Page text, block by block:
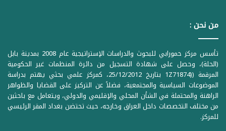
من نحن :
تأسس مركز حمورابي للبحوث والدراسات الإستراتيجية عام 2008 بمدينة بابل
(الحلة)، وحصل على شهادة التسجيل من دائرة المنظمات غير الحكومية
المرقمة ((1Z71874 بتاريخ 25/12/2012، كمركز علمي بحثي يهتم بدراسة
الموضوعات السياسية والمجتمعية، فضلاً عن التركيز على القضايا والظواهر
الراهنة والمحتملة في الشأن المحلي والإقليمي والدولي، ويتعامل مع باحثين
من مختلف التخصصات داخل العراق وخارجه، حيث تحتضن بغداد المقر الرئيسي
للمركز.